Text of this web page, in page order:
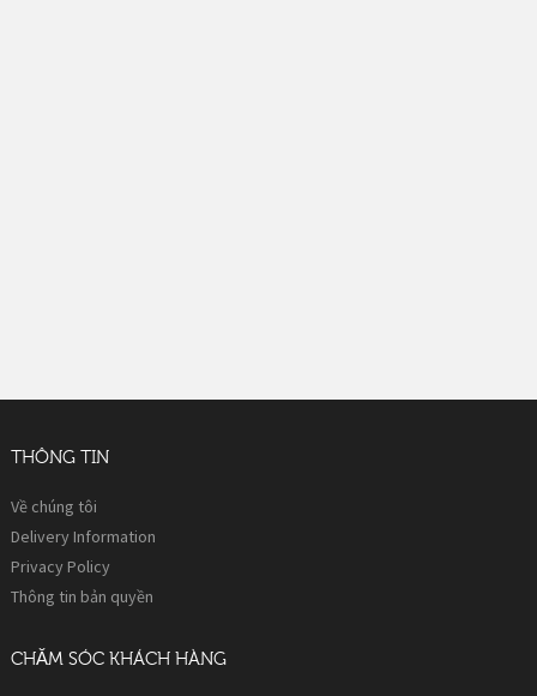
THÔNG TIN
Về chúng tôi
Delivery Information
Privacy Policy
Thông tin bản quyền
CHĂM SÓC KHÁCH HÀNG